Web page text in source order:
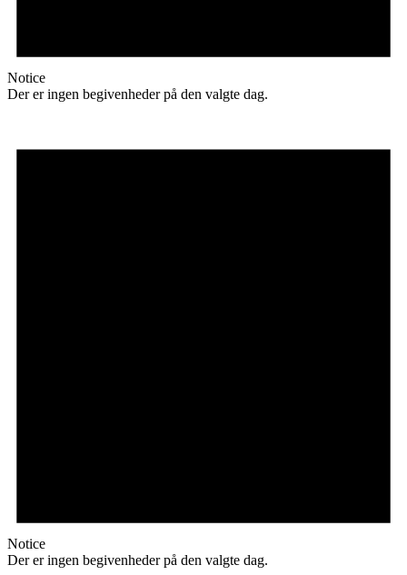
Notice
Der er ingen begivenheder på den valgte dag.
Notice
Der er ingen begivenheder på den valgte dag.